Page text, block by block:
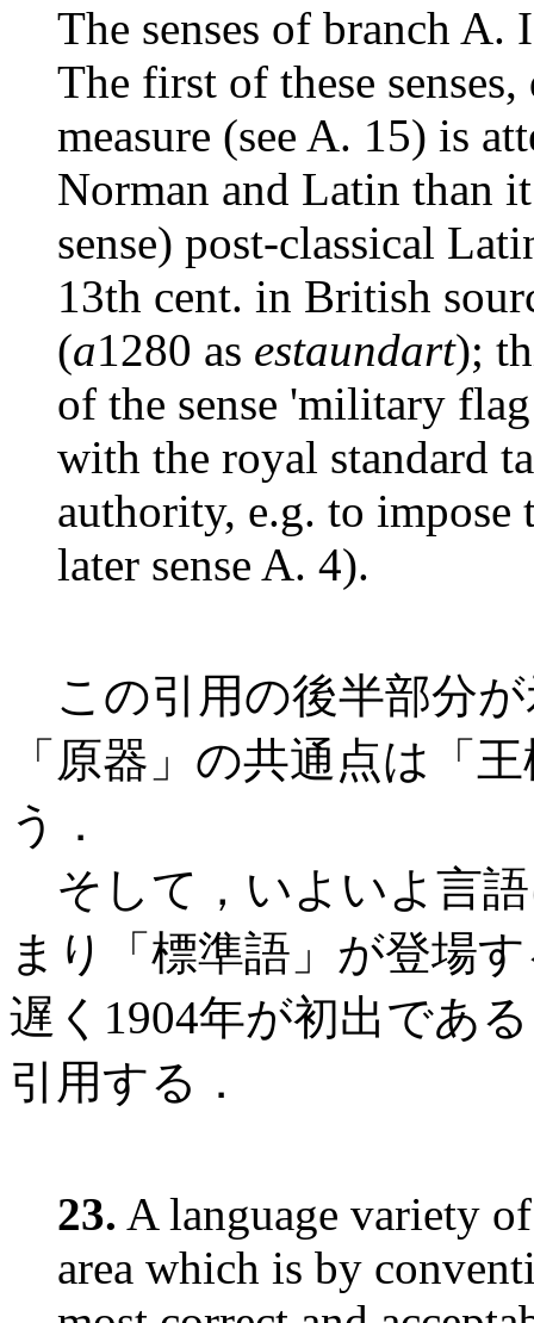
The senses of branch
The first of these
measure (see A. 15) is
Norman and Latin than
sense) post-classical
13th cent. in British
(a1280 as estaundart);
of the sense 'military
with the royal standard
authority, e.g. to impose
later sense A. 4).
この引用の後半部分
「原器」の共通点は「
う．
そして，いよいよ言
まり「標準語」が登場
遅く1904年が初出であ
引用する．
23. A language variety
area which is by